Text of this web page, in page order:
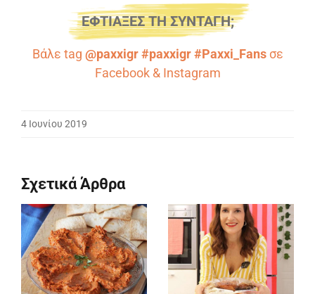
ΕΦΤΙΑΞΕΣ ΤΗ ΣΥΝΤΑΓΗ;
Βάλε tag @paxxigr #paxxigr #Paxxi_Fansσε
Facebook& Instagram
4 Ιουνίου 2019
Σχετικά Άρθρα